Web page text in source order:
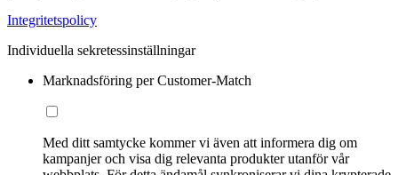
Integritetspolicy
Individuella sekretessinställningar
Marknadsföring per Customer-Match
Med ditt samtycke kommer vi även att informera dig om
kampanjer och visa dig relevanta produkter utanför vår